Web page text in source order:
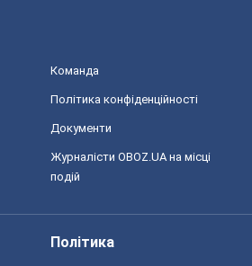
Команда
Політика конфіденційності
Документи
Журналісти OBOZ.UA на місці
подій
Політика